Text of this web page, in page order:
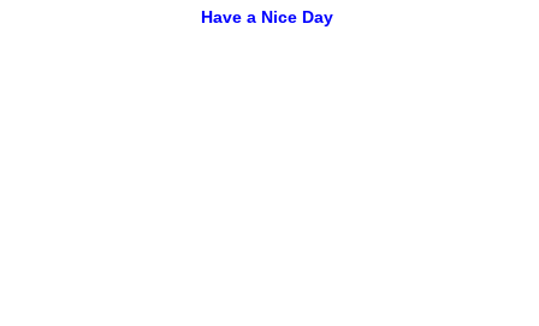
Have a Nice Day